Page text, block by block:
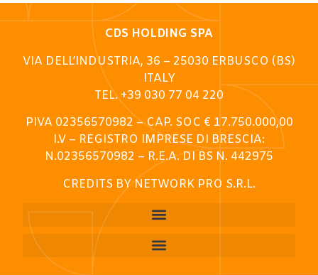
CDS HOLDING SPA
VIA DELL’INDUSTRIA, 36 – 25030 ERBUSCO (BS)
ITALY
TEL. +39 030 77 04 220
PIVA 02356570982 – CAP. SOC € 17.750.000,00
I.V – REGISTRO IMPRESE DI BRESCIA:
N.02356570982 – R.E.A. DI BS N. 442975
CREDITS BY NETWORK PRO S.R.L.